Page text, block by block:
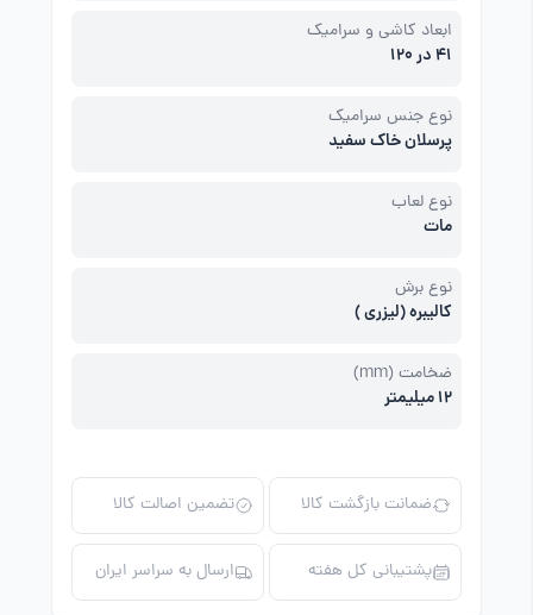
ابعاد کاشی و سرامیک
41 در 120
نوع جنس سرامیک
پرسلان خاک سفید
نوع لعاب
مات
نوع برش
کالیبره (لیزری )
ضخامت (mm)
12 میلیمتر
ضمانت بازگشت کالا تضمین اصالت کالا
پشتیبانی کل هفته ارسال به سراسر ایران